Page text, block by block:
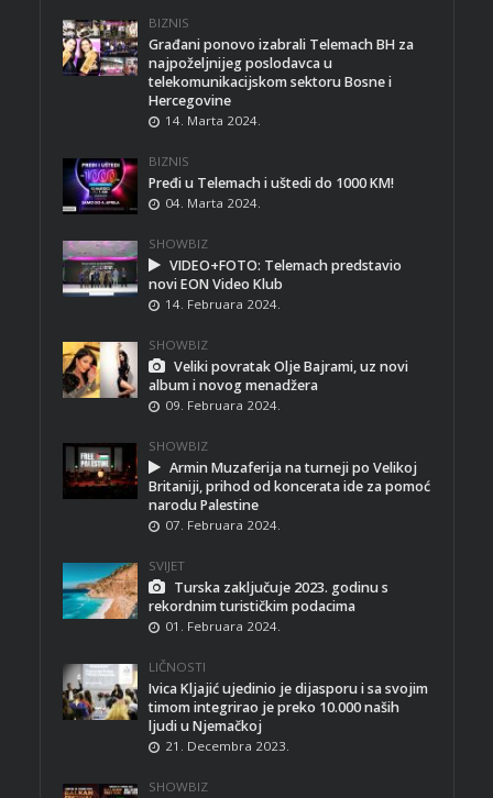
BIZNIS
Građani ponovo izabrali Telemach BH za
najpoželjnijeg poslodavca u
telekomunikacijskom sektoru Bosne i
Hercegovine
14. Marta 2024.
BIZNIS
Pređi u Telemach i uštedi do 1000 KM!
04. Marta 2024.
SHOWBIZ
VIDEO+FOTO: Telemach predstavio
novi EON Video Klub
14. Februara 2024.
SHOWBIZ
Veliki povratak Olje Bajrami, uz novi
album i novog menadžera
09. Februara 2024.
SHOWBIZ
Armin Muzaferija na turneji po Velikoj
Britaniji, prihod od koncerata ide za pomoć
narodu Palestine
07. Februara 2024.
SVIJET
Turska zaključuje 2023. godinu s
rekordnim turističkim podacima
01. Februara 2024.
LIČNOSTI
Ivica Kljajić ujedinio je dijasporu i sa svojim
timom integrirao je preko 10.000 naših
ljudi u Njemačkoj
21. Decembra 2023.
SHOWBIZ